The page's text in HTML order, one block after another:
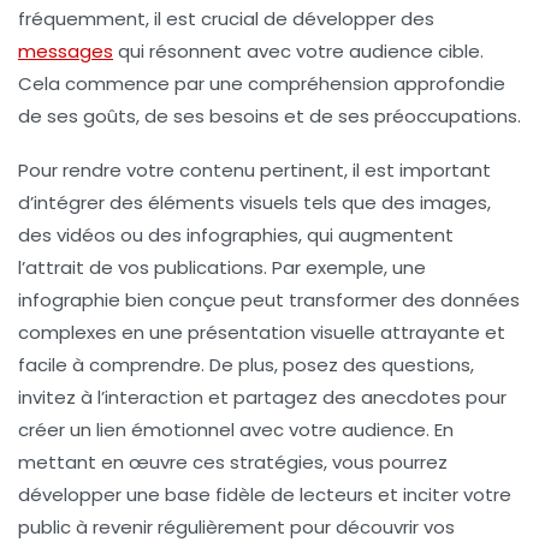
fréquemment, il est crucial de développer des
messages qui résonnent avec votre audience cible.
Cela commence par une compréhension approfondie
de ses goûts, de ses besoins et de ses préoccupations.
Pour rendre votre contenu pertinent, il est important
d’intégrer des éléments visuels tels que des images,
des vidéos ou des infographies, qui augmentent
l’attrait de vos publications. Par exemple, une
infographie bien conçue peut transformer des données
complexes en une présentation visuelle attrayante et
facile à comprendre. De plus, posez des questions,
invitez à l’interaction et partagez des anecdotes pour
créer un lien émotionnel avec votre audience. En
mettant en œuvre ces stratégies, vous pourrez
développer une base fidèle de lecteurs et inciter votre
public à revenir régulièrement pour découvrir vos